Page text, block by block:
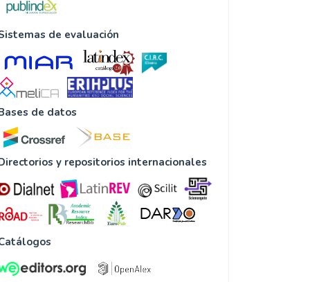
de evaluación
de datos
y repositorios internacionales